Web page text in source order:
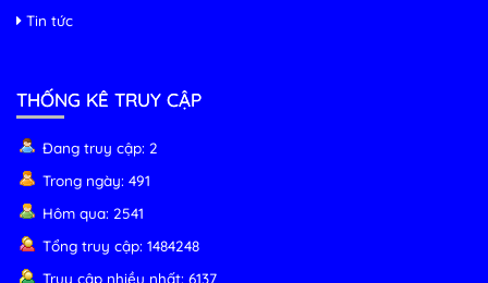
Tin tức
THỐNG KÊ TRUY CẬP
Đang truy cập: 2
Trong ngày: 491
Hôm qua: 2541
Tổng truy cập: 1484248
Truy cập nhiều nhất: 6137